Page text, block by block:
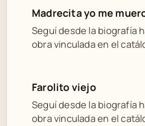
Madrecita yo me
Seguí desde la biografía
obra vinculada en el
Farolito viejo
Seguí desde la biografía
obra vinculada en el